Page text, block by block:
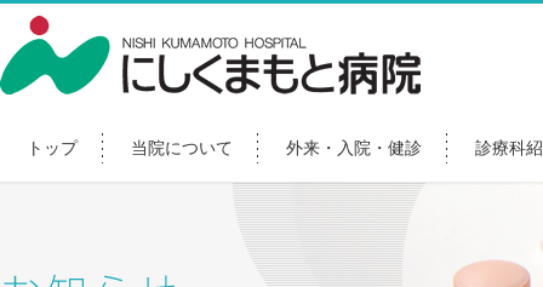
トップ 当院について 外来・入院・健診 診療科